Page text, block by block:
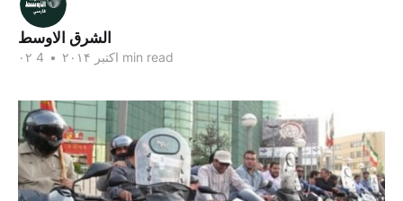
الشرق الاوسط
۰۲ اکتبر ۲۰۱۴ • 4 min read